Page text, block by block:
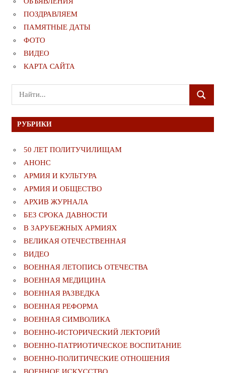
ПОЗДРАВЛЯЕМ
ПАМЯТНЫЕ ДАТЫ
ФОТО
ВИДЕО
КАРТА САЙТА
Поиск
для:
ПОИСК
РУБРИКИ
50 ЛЕТ ПОЛИТУЧИЛИЩАМ
АНОНС
АРМИЯ И КУЛЬТУРА
АРМИЯ И ОБЩЕСТВО
АРХИВ ЖУРНАЛА
БЕЗ СРОКА ДАВНОСТИ
В ЗАРУБЕЖНЫХ АРМИЯХ
ВЕЛИКАЯ ОТЕЧЕСТВЕННАЯ
ВИДЕО
ВОЕННАЯ ЛЕТОПИСЬ ОТЕЧЕСТВА
ВОЕННАЯ МЕДИЦИНА
ВОЕННАЯ РАЗВЕДКА
ВОЕННАЯ РЕФОРМА
ВОЕННАЯ СИМВОЛИКА
ВОЕННО-ИСТОРИЧЕСКИЙ ЛЕКТОРИЙ
ВОЕННО-ПАТРИОТИЧЕСКОЕ ВОСПИТАНИЕ
ВОЕННО-ПОЛИТИЧЕСКИE ОТНОШЕНИЯ